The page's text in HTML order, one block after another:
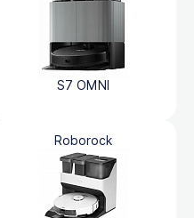
S7 OMNI
Roborock